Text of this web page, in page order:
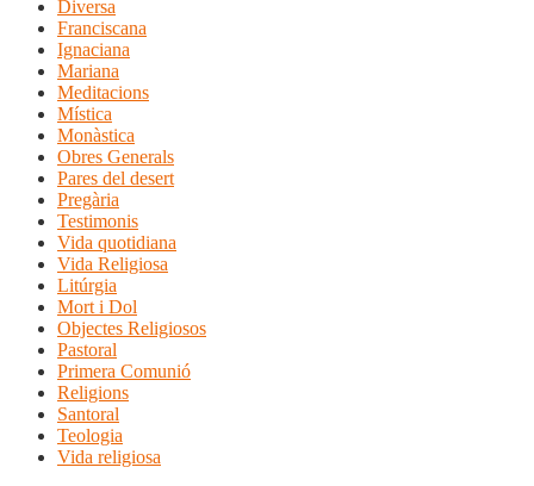
Diversa
Franciscana
Ignaciana
Mariana
Meditacions
Mística
Monàstica
Obres Generals
Pares del desert
Pregària
Testimonis
Vida quotidiana
Vida Religiosa
Litúrgia
Mort i Dol
Objectes Religiosos
Pastoral
Primera Comunió
Religions
Santoral
Teologia
Vida religiosa